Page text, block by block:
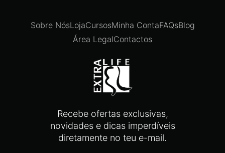
Recebe ofertas exclusivas,
novidades e dicas imperdíveis
diretamente no teu e-mail.
Sobre NósLojaCursosMinha ContaFAQsBlog
Área LegalContactos